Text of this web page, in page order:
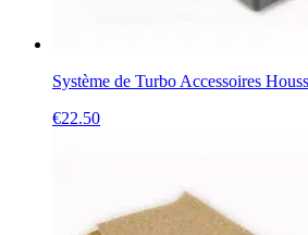
Système de Turbo Accessoires
€22.50